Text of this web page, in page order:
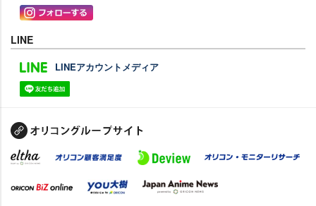
LINE
LINEアカウントメディア